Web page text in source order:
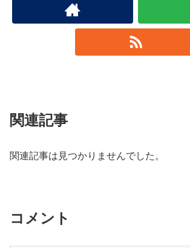
関連記事
関連記事は見つかりませんでした。
コメント